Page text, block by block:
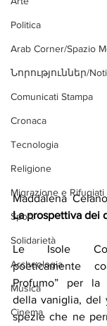
Politica
Arab Corner/Spazio
Նորություններ/
Comunicati Stampa
Cronaca
Tecnologia
Religione
Migrazione e Rifugiati
Sport
Solidarietà
Archeologia
Musica
Cinema
Maddalena
La prospettiva dei
Le Isole
poeticamente
Profumo” per la
della vaniglia, del
spezie che ne